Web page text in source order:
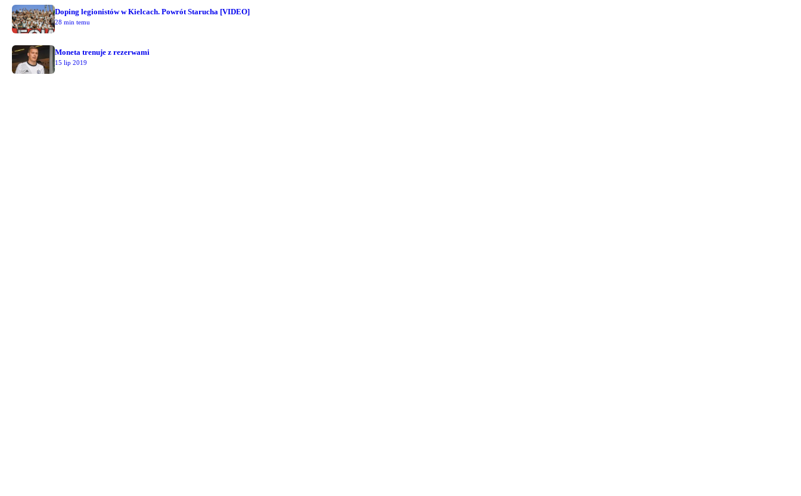
Doping legionistów w Kielcach. Powrót Starucha [VIDEO]
28 min temu
Moneta trenuje z rezerwami
15 lip 2019